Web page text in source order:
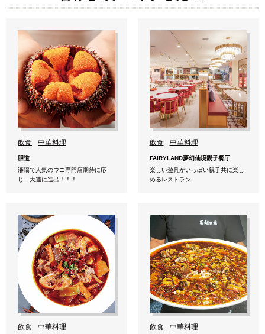
飲食 中華料理
胆道
瀋陽で人気のウニ専門店期待に応
じ、大連に進出！！！
飲食 中華料理
FAIRYLAND夢幻仙境親子餐庁
楽しい遊具がいっぱい親子共に楽し
めるレストラン
飲食 中華料理 飲食 中華料理